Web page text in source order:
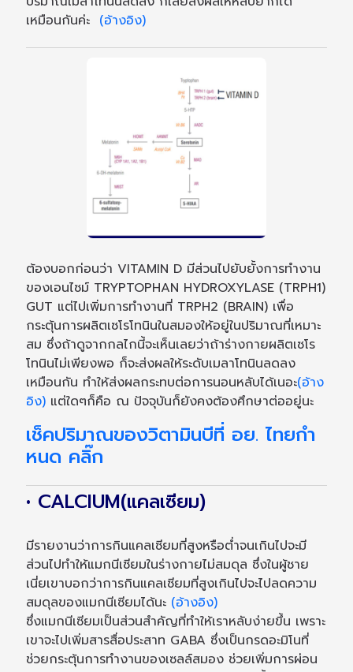
เหมือนกันค่ะ (อ้างอิง)
ต้องบอกก่อนว่า VITAMIN D มีส่วนไปยับยั้งการทำงาน
ของเอนไซม์ TRYPTOPHAN HYDROXYLASE (TRPH1)
GUT แต่ไปเพิ่มการทำงานที่ TRPH2 (BRAIN) เพื่อ
กระตุ้นการผลิตเซโรโทนินในสมองให้อยู่ในปริมาณที่เหมาะ
สม ซึ่งถ้าดูจากกลไกนี้จะเห็นเลยว่าถ้าร่างกายผลิตเซโร
โทนินไม่เพียงพอ ก็จะส่งผลให้ระดับเมลาโทนินลดลง
เหมือนกัน ทำให้ส่งผลกระทบต่อการนอนหลับได้เนอะ(อ้าง
อิง) แต่ใดๆก็คือ ณ ปัจจุบันก็ยังคงต้องศึกษาต่ออยู่นะ
เช็คปริมาณของวิตามินบีที่ อย. ไทยกำ
หนด คลิ๊ก
• CALCIUM(แคลเซียม)
มีรายงานว่าการกินแคลเซียมที่สูงหรือต่ำจนเกินไปจะมี
ส่วนไปทำให้แมกนีเซียมในร่างกายไม่สมดุล ซึ่งในผู้ชาย
เนี่ยเขาบอกว่าการกินแคลเซียมที่สูงเกินไปจะไปลดความ
สมดุลของแมกนีเซียมได้นะ (อ้างอิง)
ซึ่งแมกนีเซียมเป็นส่วนสำคัญที่ทำให้เราหลับง่ายขึ้น เพราะ
เขาจะไปเพิ่มสารสื่อประสาท GABA ซึ่งเป็นกรดอะมิโนที่
ช่วยกระตุ้นการทำงานของเซลล์สมอง ช่วยเพิ่มการผ่อน